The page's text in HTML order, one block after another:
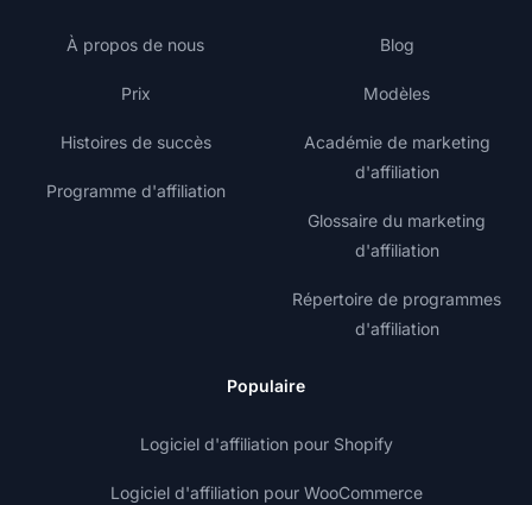
À propos de nous
Prix
Histoires de succès
Programme d'affiliation
Blog
Modèles
Académie de marketing
d'affiliation
Glossaire du marketing
d'affiliation
Répertoire de programmes
d'affiliation
Populaire
Logiciel d'affiliation pour Shopify
Logiciel d'affiliation pour WooCommerce